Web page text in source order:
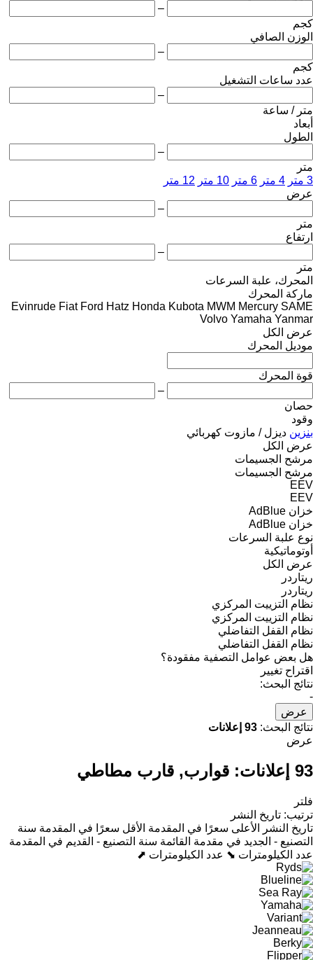
–
كجم
الوزن الصافي
–
كجم
عدد ساعات التشغيل
–
متر / ساعة
أبعاد
الطول
–
متر
3 متر
4 متر 6 متر 10 متر
12 متر
عرض
–
متر
ارتفاع
–
متر
المحرك، علبة السرعات
ماركة المحرك
Evinrude Fiat Ford Hatz Honda Kubota MWM Mercury SAME
Volvo Yamaha Yanmar
عرض الكل
موديل المحرك
قوة المحرك
–
حصان
وقود
بنزين ديزل / مازوت كهربائي
عرض الكل
مرشح الجسيمات
مرشح الجسيمات
EEV
EEV
خزان AdBlue
خزان AdBlue
نوع علبة السرعات
أوتوماتيكية
عرض الكل
ريتاردر
ريتاردر
نظام التزييت المركزي
نظام التزييت المركزي
نظام القفل التفاضلي
نظام القفل التفاضلي
هل بعض عوامل التصفية مفقودة؟
اقتراح تغيير
نتائج البحث:
-
عرض
نتائج البحث: 93 إعلانات
عرض
93 إعلانات: قوارب, قارب مطاطي
فلتر
ترتيب: تاريخ النشر
تاريخ النشر
الأعلى سعرًا في المقدمة الأقل سعرًا في المقدمة سنة
التصنيع - الجديد في مقدمة القائمة سنة التصنيع - القديم في المقدمة
عدد الكيلومترات ⬊ عدد الكيلومترات ⬈